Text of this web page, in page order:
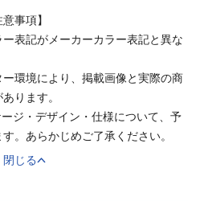
事項】
表記がメーカーカラー表記と異な
環境により、掲載画像と実際の商
ります。
ジ・デザイン・仕様について、予
。あらかじめご了承ください。
閉じる